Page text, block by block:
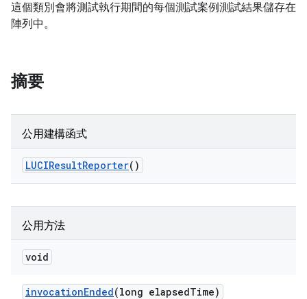
這個類別會將測試執行期間的每個測試案例測試結果儲存在
陣列中。
摘要
公用建構函式
LUCIResultReporter()
公用方法
void
invocationEnded(long elapsedTime)